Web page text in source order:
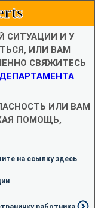
СИТУАЦИИ И У
ИЛИ ВАМ
СВЯЖИТЕСЬ
ИЛИ ВАМ
ПОМОЩЬ,
на ссылку здесь